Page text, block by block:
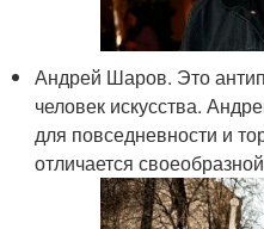
Андрей Шаров. Это
человек искусства.
для повседневности и
отличается